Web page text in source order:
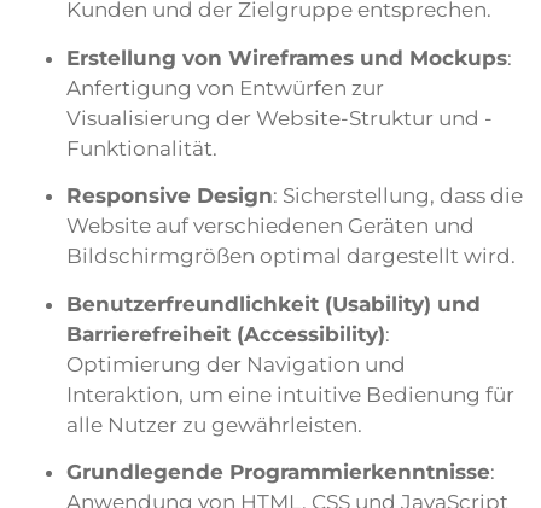
Kunden und der Zielgruppe entsprechen.
Erstellung von Wireframes und Mockups:
Anfertigung von Entwürfen zur
Visualisierung der Website-Struktur und -
Funktionalität.
Responsive Design: Sicherstellung, dass die
Website auf verschiedenen Geräten und
Bildschirmgrößen optimal dargestellt wird.
Benutzerfreundlichkeit (Usability) und
Barrierefreiheit (Accessibility):
Optimierung der Navigation und
Interaktion, um eine intuitive Bedienung für
alle Nutzer zu gewährleisten.
Grundlegende Programmierkenntnisse:
Anwendung von HTML, CSS und JavaScript